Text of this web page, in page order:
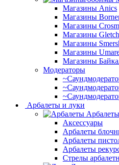
Магазины Anics
Магазины
Магазины
Магазины
Магазины
Магазины
Магазины
Модераторы
Арбалеты и луки
Арбалеты
Аксессуары
Арбалеты
Арбалеты
Арбалеты
Стрелы